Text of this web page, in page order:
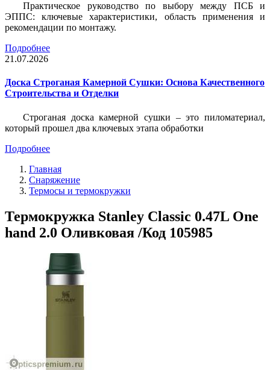
Практическое руководство по выбору между ПСБ и
ЭППС: ключевые характеристики, область применения и
рекомендации по монтажу.
Подробнее
21.07.2026
Доска Строганая Камерной Сушки: Основа Качественного
Строительства и Отделки
Строганая доска камерной сушки – это пиломатериал,
который прошел два ключевых этапа обработки
Подробнее
Главная
Снаряжение
Термосы и термокружки
Термокружка Stanley Classic 0.47L One
hand 2.0 Оливковая /Код 105985